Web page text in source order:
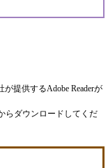
提供するAdobe Readerが
らダウンロードしてくだ